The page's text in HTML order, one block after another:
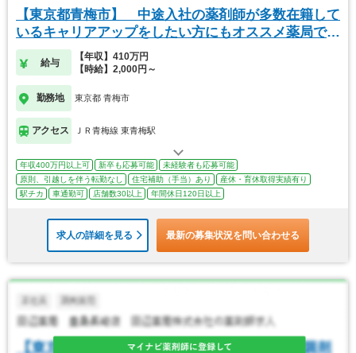
【東京都青梅市】 中途入社の薬剤師が多数在籍して
いるキャリアアップをしたい方にもオススメ薬局で
す！
給与
【年収】410万円
【時給】2,000円～
勤務地 東京都 青梅市
アクセス ＪＲ青梅線 東青梅駅
年収400万円以上可 新卒も応募可能
未経験者も応募可能
原則、引越しを伴う転勤なし
住宅補助（手当）あり
産休・育休取得実績有り
駅チカ
車通勤可 店舗数30以上 年間休日120日以上
求人の詳細を見る 最新の募集状況を問い合わせる